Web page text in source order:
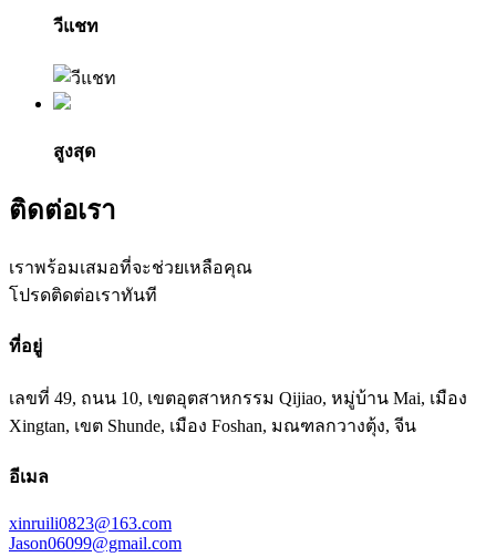
วีแชท
สูงสุด
ติดต่อเรา
เราพร้อมเสมอที่จะช่วยเหลือคุณ
โปรดติดต่อเราทันที
ที่อยู่
เลขที่ 49, ถนน 10, เขตอุตสาหกรรม Qijiao, หมู่บ้าน Mai, เมือง
Xingtan, เขต Shunde, เมือง Foshan, มณฑลกวางตุ้ง, จีน
อีเมล
xinruili0823@163.com
Jason06099@gmail.com